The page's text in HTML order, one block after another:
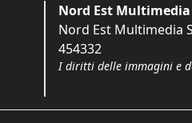
Nord Est Multimedia
Nord Est Multimedia
454332
I diritti delle immagini e